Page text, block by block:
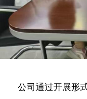
公司通过开展形